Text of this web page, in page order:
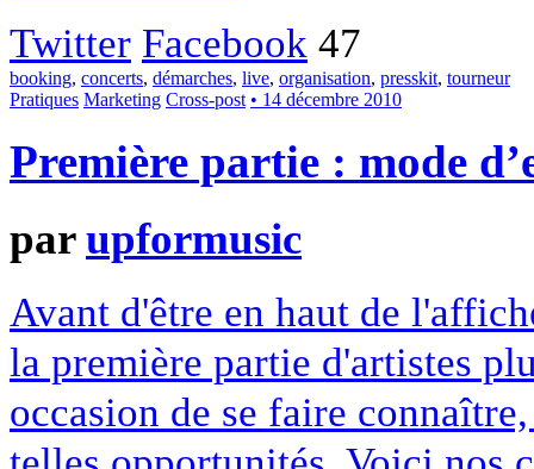
Twitter Facebook 47
booking, concerts, démarches, live, organisation, presskit, tourneur
Pratiques Marketing Cross-post • 14 décembre 2010
Première partie : mode
parupformusic
Avant d'être en haut de
la première partie d'artistes
occasion de se faire